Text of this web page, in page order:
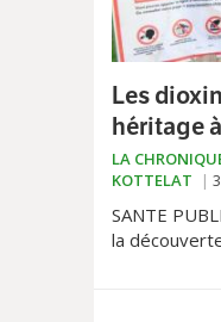
Les
héritage
LA
KOTTELAT
SANTE
la